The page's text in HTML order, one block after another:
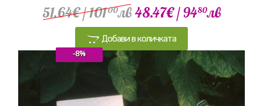
51.64€/ 10100лв 48.47€/ 9480лв
Добави в количката
-8%